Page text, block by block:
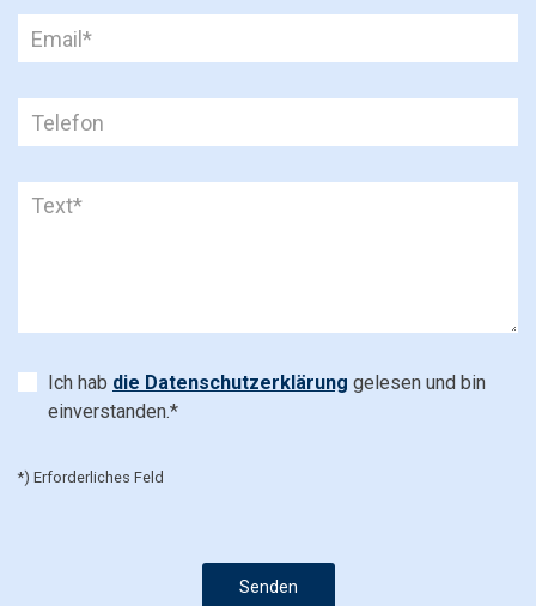
Ich hab die Datenschutzerklärung gelesen und bin
einverstanden.*
*) Erforderliches Feld
Senden